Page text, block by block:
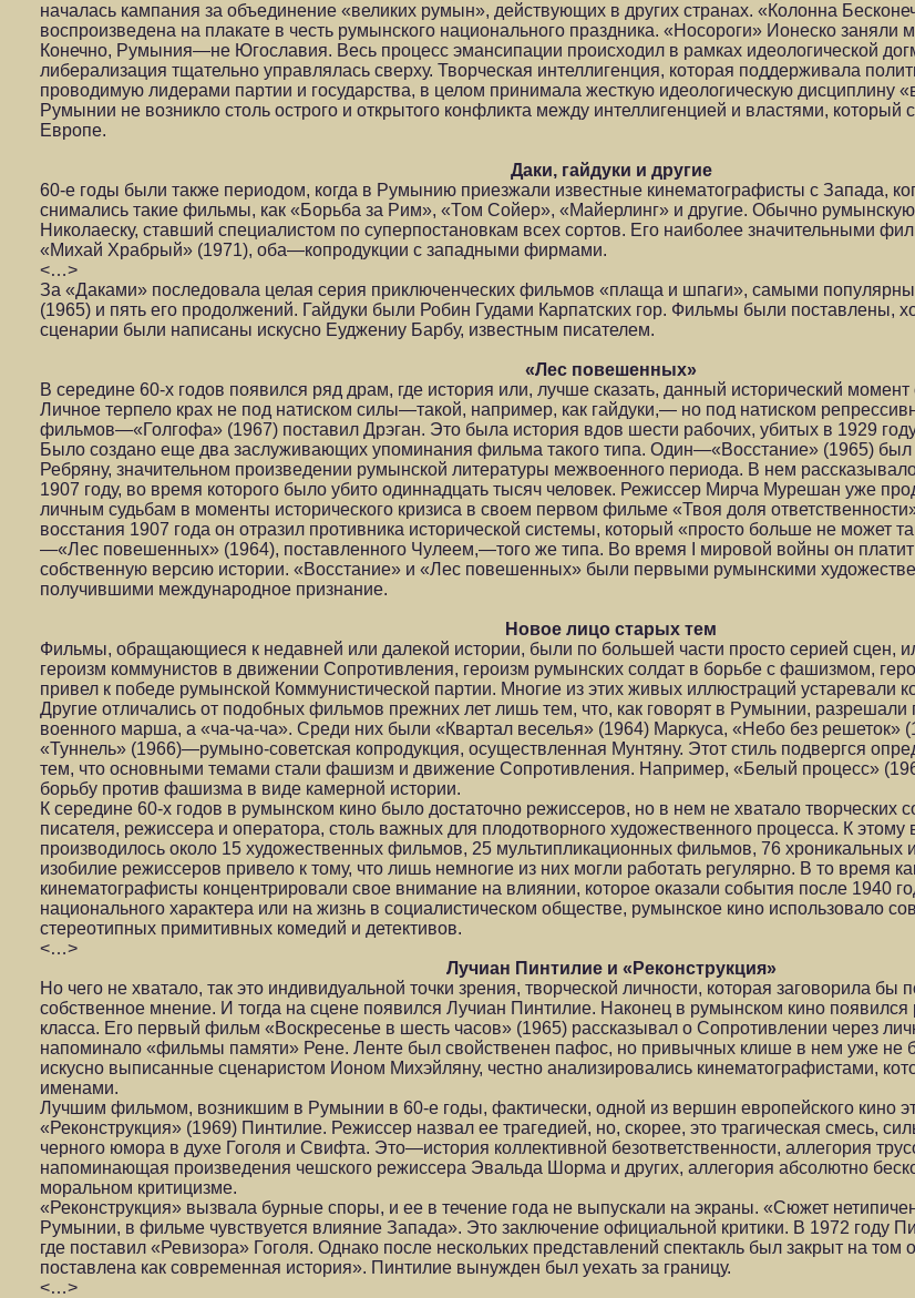
началась кампания за объединение «великих румын», действующих в других странах. «Колонна
воспроизведена на плакате в честь румынского национального праздника. «Носороги» Ионеско заняли
Конечно, Румыния—не Югославия. Весь процесс эмансипации происходил в рамках идеологической
либерализация тщательно управлялась сверху. Творческая интеллигенция, которая поддерживала
проводимую лидерами партии и государства, в целом принимала жесткую идеологическую дисциплину
Румынии не возникло столь острого и открытого конфликта между интеллигенцией и властями, который
Европе.
Даки, гайдуки и другие
60-е годы были также периодом, когда в Румынию приезжали известные кинематографисты с Запада,
снимались такие фильмы, как «Борьба за Рим», «Том Сойер», «Майерлинг» и другие. Обычно
Николаеску, ставший специалистом по суперпостановкам всех сортов. Его наиболее значительными
«Михай Храбрый» (1971), оба—копродукции с западными фирмами.
<…>
За «Даками» последовала целая серия приключенческих фильмов «плаща и шпаги», самыми
(1965) и пять его продолжений. Гайдуки были Робин Гудами Карпатских гор. Фильмы были поставлены,
сценарии были написаны искусно Еуджениу Барбу, известным писателем.
«Лес повешенных»
В середине 60-х годов появился ряд драм, где история или, лучше сказать, данный исторический
Личное терпело крах не под натиском силы—такой, например, как гайдуки,— но под натиском
фильмов—«Голгофа» (1967) поставил Дрэган. Это была история вдов шести рабочих, убитых в 1929
Было создано еще два заслуживающих упоминания фильма такого типа. Один—«Восстание» (1965)
Ребряну, значительном произведении румынской литературы межвоенного периода. В нем
1907 году, во время которого было убито одиннадцать тысяч человек. Режиссер Мирча Мурешан уже
личным судьбам в моменты исторического кризиса в своем первом фильме «Твоя доля
восстания 1907 года он отразил противника исторической системы, который «просто больше не может
—«Лес повешенных» (1964), поставленного Чулеем,—того же типа. Во время I мировой войны он платит
собственную версию истории. «Восстание» и «Лес повешенных» были первыми румынскими
получившими международное признание.
Новое лицо старых тем
Фильмы, обращающиеся к недавней или далекой истории, были по большей части просто серией сцен,
героизм коммунистов в движении Сопротивления, героизм румынских солдат в борьбе с фашизмом,
привел к победе румынской Коммунистической партии. Многие из этих живых иллюстраций
Другие отличались от подобных фильмов прежних лет лишь тем, что, как говорят в Румынии, разрешали
военного марша, а «ча-ча-ча». Среди них были «Квартал веселья» (1964) Маркуса, «Небо без решеток»
«Туннель» (1966)—румыно-советская копродукция, осуществленная Мунтяну. Этот стиль подвергся
тем, что основными темами стали фашизм и движение Сопротивления. Например, «Белый процесс»
борьбу против фашизма в виде камерной истории.
К середине 60-х годов в румынском кино было достаточно режиссеров, но в нем не хватало творческих
писателя, режиссера и оператора, столь важных для плодотворного художественного процесса. К
производилось около 15 художественных фильмов, 25 мультипликационных фильмов, 76 хроникальных
изобилие режиссеров привело к тому, что лишь немногие из них могли работать регулярно. В то время
кинематографисты концентрировали свое внимание на влиянии, которое оказали события после 1940
национального характера или на жизнь в социалистическом обществе, румынское кино использовало
стереотипных примитивных комедий и детективов.
<…>
Лучиан Пинтилие и «Реконструкция»
Но чего не хватало, так это индивидуальной точки зрения, творческой личности, которая заговорила бы
собственное мнение. И тогда на сцене появился Лучиан Пинтилие. Наконец в румынском кино
класса. Его первый фильм «Воскресенье в шесть часов» (1965) рассказывал о Сопротивлении через
напоминало «фильмы памяти» Рене. Ленте был свойственен пафос, но привычных клише в нем уже не
искусно выписанные сценаристом Ионом Михэйляну, честно анализировались кинематографистами,
именами.
Лучшим фильмом, возникшим в Румынии в 60-е годы, фактически, одной из вершин европейского кино
«Реконструкция» (1969) Пинтилие. Режиссер назвал ее трагедией, но, скорее, это трагическая смесь,
черного юмора в духе Гоголя и Свифта. Это—история коллективной безответственности, аллегория
напоминающая произведения чешского режиссера Эвальда Шорма и других, аллегория абсолютно
моральном критицизме.
«Реконструкция» вызвала бурные споры, и ее в течение года не выпускали на экраны. «Сюжет
Румынии, в фильме чувствуется влияние Запада». Это заключение официальной критики. В 1972 году
где поставил «Ревизора» Гоголя. Однако после нескольких представлений спектакль был закрыт на том
поставлена как современная история». Пинтилие вынужден был уехать за границу.
<…>